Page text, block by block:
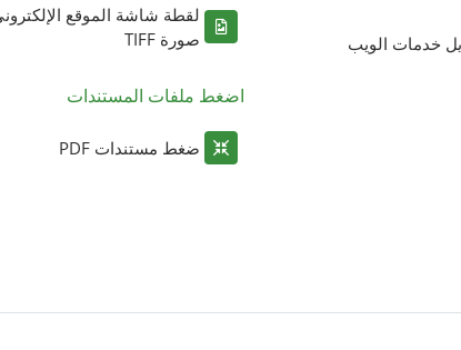
خدمات الويب
لقطة شاشة الموقع
صورة TIFF
اضغط ملفات المستندات
ضغط مستندات PDF